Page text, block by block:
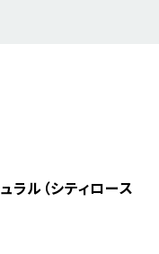
ル（シティロース